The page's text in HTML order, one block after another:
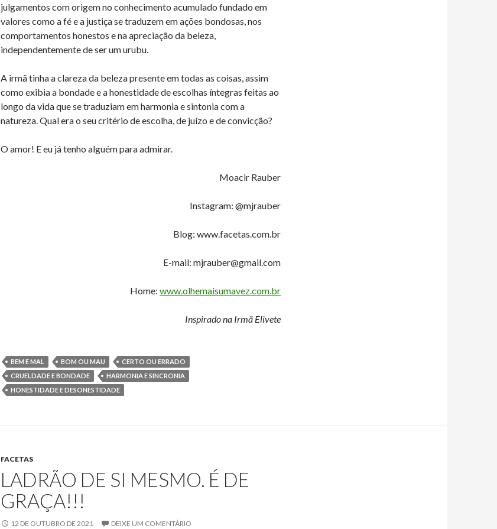
julgamentos com origem no conhecimento acumulado fundado em
valores como a fé e a justiça se traduzem em ações bondosas, nos
comportamentos honestos e na apreciação da beleza,
independentemente de ser um urubu.
A irmã tinha a clareza da beleza presente em todas as coisas, assim
como exibia a bondade e a honestidade de escolhas íntegras feitas ao
longo da vida que se traduziam em harmonia e sintonia com a
natureza. Qual era o seu critério de escolha, de juízo e de convicção?
O amor! E eu já tenho alguém para admirar.
Moacir Rauber
Instagram: @mjrauber
Blog: www.facetas.com.br
E-mail: mjrauber@gmail.com
Home: www.olhemaisumavez.com.br
Inspirado na Irmã Elivete
BEM E MAL BOM OU MAU
CERTO OU ERRADO
CRUELDADE E BONDADE
HARMONIA E SINCRONIA
HONESTIDADE E DESONESTIDADE
FACETAS
LADRÃO DE SI MESMO. É DE
GRAÇA!!!
12 DE OUTUBRO DE 2021 DEIXE UM COMENTÁRIO